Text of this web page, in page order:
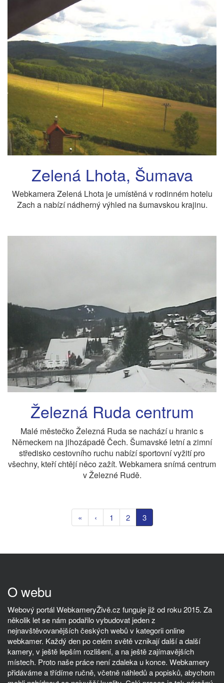
Zelená Lhota, Šumava
Webkamera Zelená Lhota je umístěná v rodinném hotelu
Zach a nabízí nádherný výhled na šumavskou krajinu.
Železná Ruda centrum
Malé městečko Železná Ruda se nachází u hranic s
Německem na jihozápadě Čech. Šumavské letní a zimní
středisko cestovního ruchu nabízí sportovní vyžití pro
všechny, kteří chtějí něco zažít. Webkamera snímá centrum
v Železné Rudě.
« ‹ 1 2 3
O webu
Webový portál WebkameryŽivě.cz funguje již od roku 2015. Za
několik let se nám podařilo vybudovat jeden z
nejnavštěvovanějších českých webů v kategorii online
webkamer. Každý den po celém světě vznikají další a další
kamery, v ještě lepším rozlišení, a na ještě zajímavějších
místech. Proto naše práce není zdaleka u konce. Webkamery
přidáváme a třídíme ručně, včetně náhledů a popisků, abychom